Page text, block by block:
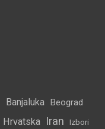
Banjaluka Beograd
Hrvatska Iran Izbori